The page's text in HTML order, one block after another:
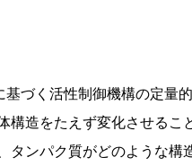
づく活性制御機構の定量
構造をたえず変化させる
タンパク質がどのような